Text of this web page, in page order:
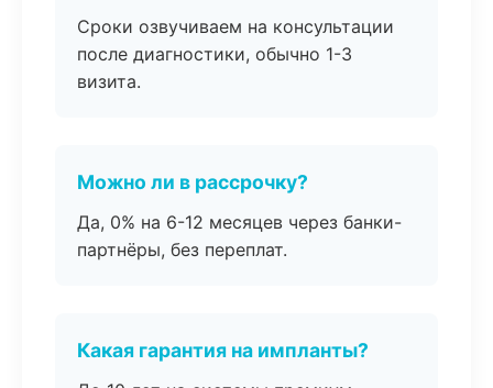
Сроки озвучиваем на консультации
после диагностики, обычно 1-3
визита.
Можно ли в рассрочку?
Да, 0% на 6-12 месяцев через банки-
партнёры, без переплат.
Какая гарантия на импланты?